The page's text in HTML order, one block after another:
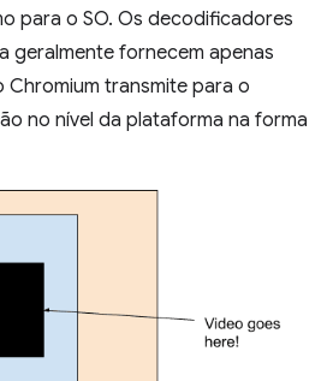
para o SO. Os decodificadores
geralmente fornecem apenas
transmite para o
no nível da plataforma na forma